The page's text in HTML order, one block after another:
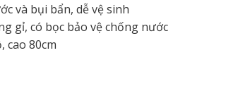
và bụi bẩn, dễ vệ sinh
gỉ, có bọc bảo vệ chống nước
cao 80cm